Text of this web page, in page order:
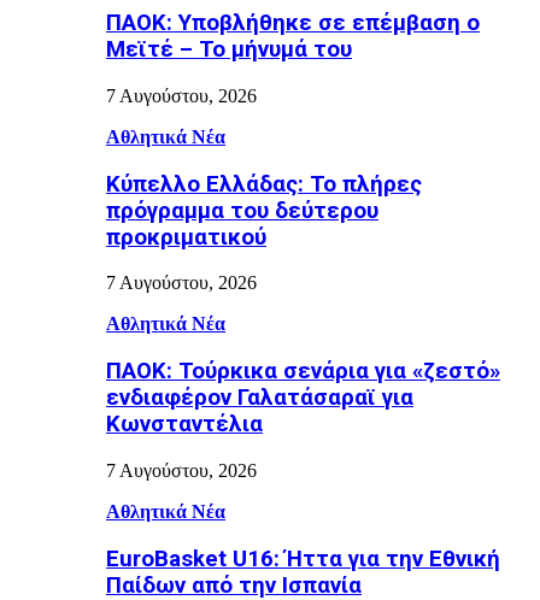
ΠΑΟΚ: Υποβλήθηκε σε επέμβαση ο
Μεϊτέ – Το μήνυμά του
7 Αυγούστου, 2026
Αθλητικά Νέα
Κύπελλο Ελλάδας: Το πλήρες
πρόγραμμα του δεύτερου
προκριματικού
7 Αυγούστου, 2026
Αθλητικά Νέα
ΠΑΟΚ: Τούρκικα σενάρια για «ζεστό»
ενδιαφέρον Γαλατάσαραϊ για
Κωνσταντέλια
7 Αυγούστου, 2026
Αθλητικά Νέα
EuroBasket U16: Ήττα για την Εθνική
Παίδων από την Ισπανία